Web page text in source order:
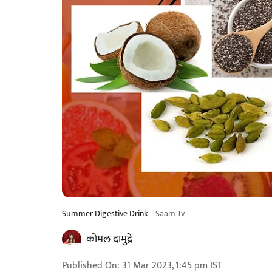
Summer Digestive Drink Saam Tv
कोमल दामुद्रे
Published On: 31 Mar 2023, 1:45 pm IST